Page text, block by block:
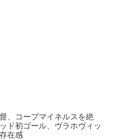
、コープマイネルスを絶
ド初ゴール、ヴラホヴィッ
在感